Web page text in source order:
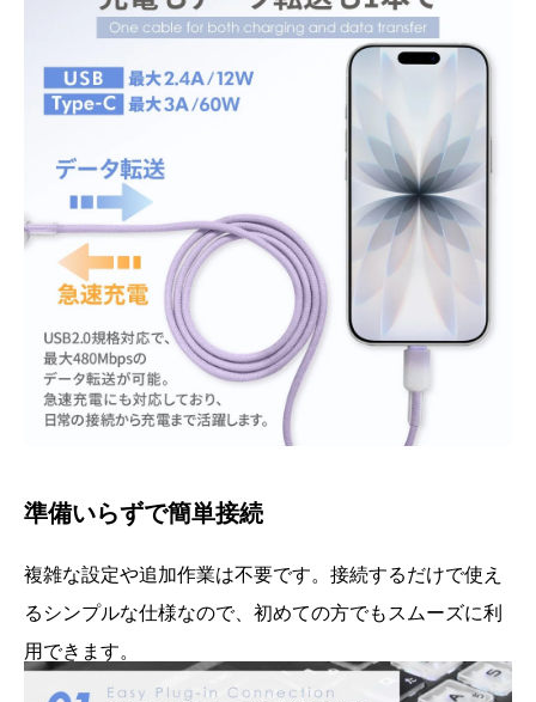
準備いらずで簡単接続
複雑な設定や追加作業は不要です。接続するだけで使え
るシンプルな仕様なので、初めての方でもスムーズに利
用できます。